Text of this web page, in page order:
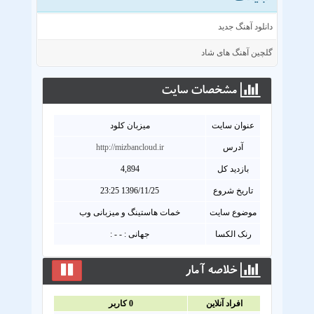
دانلود آهنگ جدید
گلچین آهنگ های شاد
مشخصات سايت
عنوان سايت میزبان کلود
آدرس http://mizbancloud.ir
بازدید کل 4,894
تاریخ شروع 1396/11/25 23:25
موضوع سایت خمات هاستینگ و میزبانی وب
رنک الکسا جهانی : - - :
خلاصه آمار
افراد آنلاين 0کاربر